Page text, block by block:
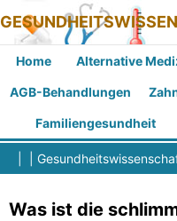
Home Alternative
AGB-Behandlungen
Familiengesundheit
Was ist die